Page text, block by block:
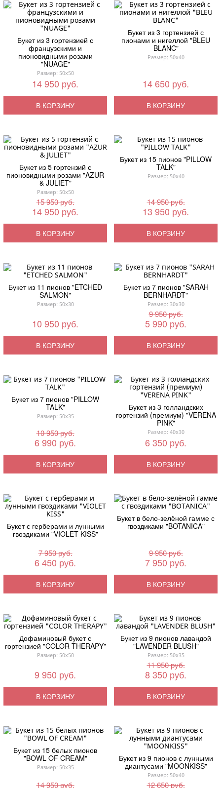
Букет из 3 гортензией с
французскими и
пионовидными розами
"NUAGE"
Размер: 50x50
14 950 руб.
В КОРЗИНУ
Букет из 3 гортензией с
пионами и нигеллой "BLEU
BLANC"
Размер: 50x40
14 650 руб.
В КОРЗИНУ
Букет из 5 гортензий с
пионовидными розами "AZUR
& JULIET"
Размер: 50x50
15 950 руб.
14 950 руб.
В КОРЗИНУ
Букет из 15 пионов "PILLOW
TALK"
Размер: 50x40
14 950 руб.
13 950 руб.
В КОРЗИНУ
Букет из 11 пионов "ETCHED
SALMON"
Размер: 50x30
10 950 руб.
В КОРЗИНУ
Букет из 7 пионов "SARAH
BERNHARDT"
Размер: 30x30
9 950 руб.
5 990 руб.
В КОРЗИНУ
Букет из 7 пионов "PILLOW
TALK"
Размер: 50x35
10 950 руб.
6 990 руб.
В КОРЗИНУ
Букет из 3 голландских
гортензий (премиум) "VERENA
PINK"
Размер: 40x30
6 350 руб.
В КОРЗИНУ
Букет с герберами и лунными
гвоздиками "VIOLET KISS"
7 950 руб.
6 450 руб.
В КОРЗИНУ
Букет в бело-зелёной гамме с
гвоздиками "BOTANICA"
9 950 руб.
7 950 руб.
В КОРЗИНУ
Дофаминовый букет с
гортензией "COLOR THERAPY"
Размер: 50x50
9 950 руб.
В КОРЗИНУ
Букет из 9 пионов лавандой
"LAVENDER BLUSH"
Размер: 50x35
11 950 руб.
8 350 руб.
В КОРЗИНУ
Букет из 15 белых пионов
"BOWL OF CREAM"
Размер: 50x35
14 950 руб.
Букет из 9 пионов с лунными
диантусами "MOONKISS"
Размер: 50x40
12 650 руб.